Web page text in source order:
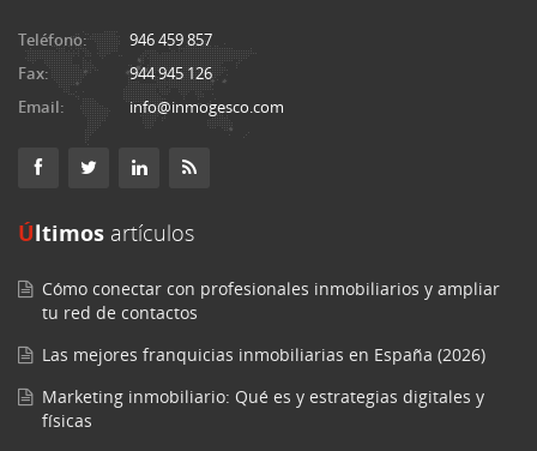
Teléfono:
946 459 857
Fax:
944 945 126
Email:
info@inmogesco.com
Últimos artículos
Cómo conectar con profesionales inmobiliarios y ampliar
tu red de contactos
Las mejores franquicias inmobiliarias en España (2026)
Marketing inmobiliario: Qué es y estrategias digitales y
físicas